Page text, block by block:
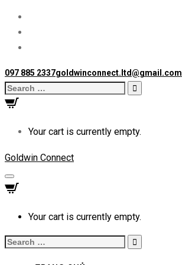
097 885 2337goldwinconnect.ltd@gmail.com
Search
for:
Your cart is currently empty.
Goldwin Connect
Toggle
navigation
Your cart is currently empty.
Search